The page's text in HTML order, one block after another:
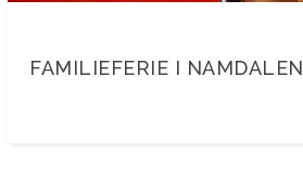
FAMILIEFERIE I NAMDALEN